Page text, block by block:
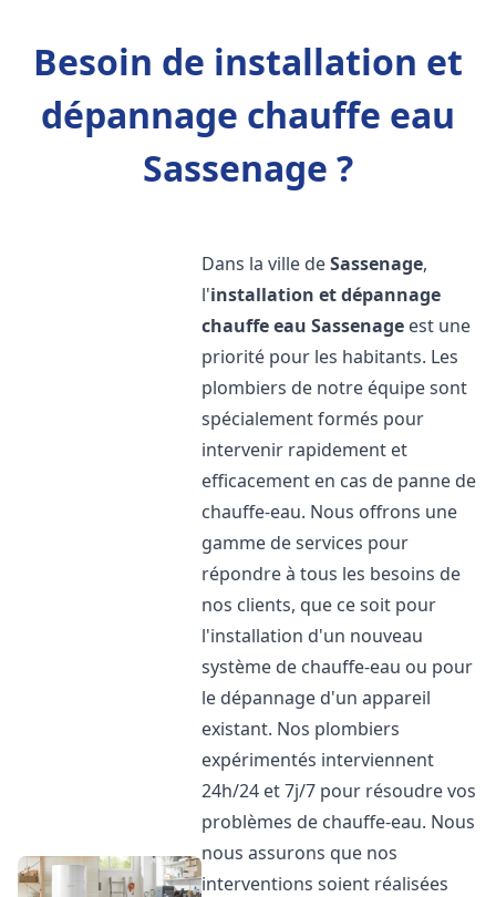
Besoin de installation et
dépannage chauffe eau
Sassenage ?
Dans la ville deSassenage,
l'installation et dépannage
chauffe eau Sassenage est une
priorité pour les habitants. Les
plombiers de notre équipe sont
spécialement formés pour
intervenir rapidement et
efficacement en cas de panne de
chauffe-eau. Nous offrons une
gamme de services pour
répondre à tous les besoins de
nos clients, que ce soit pour
l'installation d'un nouveau
système de chauffe-eau ou pour
le dépannage d'un appareil
existant. Nos plombiers
expérimentés interviennent
24h/24 et 7j/7 pour résoudre vos
problèmes de chauffe-eau. Nous
nous assurons que nos
interventions soient réalisées